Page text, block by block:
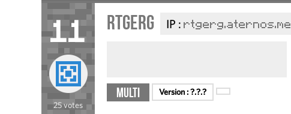
11
25 votes
rtgerg IP : rtgerg.aternos.me
Multi Version :?.?.?